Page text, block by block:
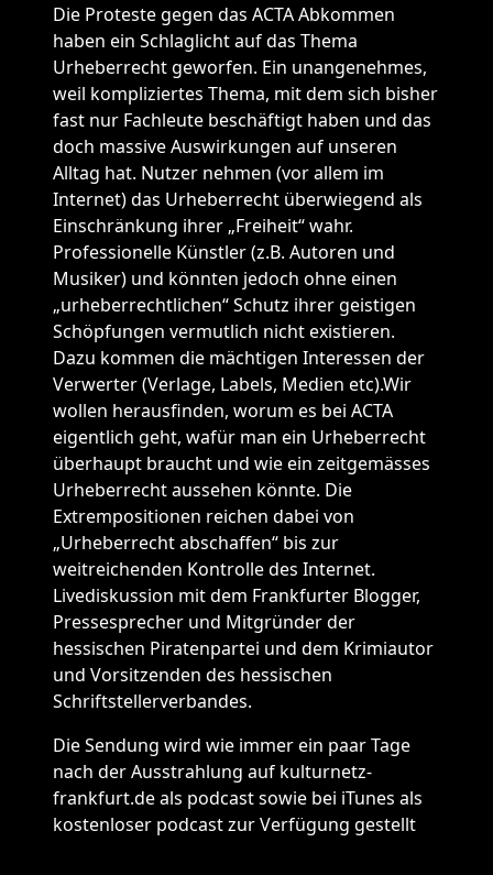
Die Proteste gegen das ACTA Abkommen
haben ein Schlaglicht auf das Thema
Urheberrecht geworfen. Ein unangenehmes,
weil kompliziertes Thema, mit dem sich bisher
fast nur Fachleute beschäftigt haben und das
doch massive Auswirkungen auf unseren
Alltag hat. Nutzer nehmen (vor allem im
Internet) das Urheberrecht überwiegend als
Einschränkung ihrer „Freiheit“ wahr.
Professionelle Künstler (z.B. Autoren und
Musiker) und könnten jedoch ohne einen
„urheberrechtlichen“ Schutz ihrer geistigen
Schöpfungen vermutlich nicht existieren.
Dazu kommen die mächtigen Interessen der
Verwerter (Verlage, Labels, Medien etc).Wir
wollen herausfinden, worum es bei ACTA
eigentlich geht, wafür man ein Urheberrecht
überhaupt braucht und wie ein zeitgemässes
Urheberrecht aussehen könnte. Die
Extrempositionen reichen dabei von
„Urheberrecht abschaffen“ bis zur
weitreichenden Kontrolle des Internet.
Livediskussion mit dem Frankfurter Blogger,
Pressesprecher und Mitgründer der
hessischen Piratenpartei und dem Krimiautor
und Vorsitzenden des hessischen
Schriftstellerverbandes.
Die Sendung wird wie immer ein paar Tage
nach der Ausstrahlung auf kulturnetz-
frankfurt.de als podcast sowie bei iTunes als
kostenloser podcast zur Verfügung gestellt